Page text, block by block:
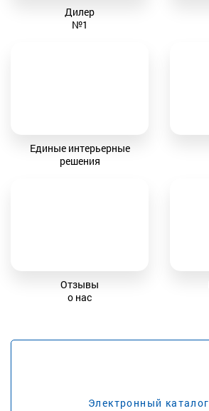
Дилер
№1
Единые интерьерные
решения
Отзывы
о нас
Электронный каталог